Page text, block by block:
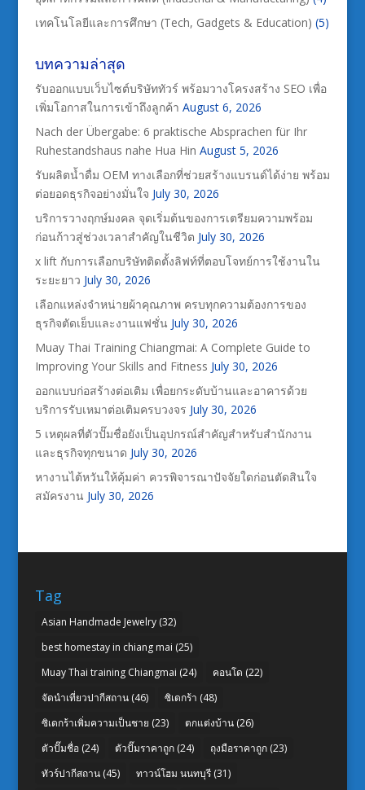
เทคโนโลยีและการศึกษา (Tech, Gadgets & Education) (5)
บทความล่าสุด
รับออกแบบเว็บไซต์บริษัททัวร์ พร้อมวางโครงสร้าง SEO เพื่อ
เพิ่มโอกาสในการเข้าถึงลูกค้า August 6, 2026
Nach der Übergabe: 6 praktische Absprachen für Ihr
Ruhestandshaus nahe Hua Hin August 5, 2026
รับผลิตน้ำดื่ม OEM ทางเลือกที่ช่วยสร้างแบรนด์ได้ง่าย พร้อม
ต่อยอดธุรกิจอย่างมั่นใจ July 30, 2026
บริการวางฤกษ์มงคล จุดเริ่มต้นของการเตรียมความพร้อม
ก่อนก้าวสู่ช่วงเวลาสำคัญในชีวิต July 30, 2026
x lift กับการเลือกบริษัทติดตั้งลิฟท์ที่ตอบโจทย์การใช้งานใน
ระยะยาว July 30, 2026
เลือกแหล่งจำหน่ายผ้าคุณภาพ ครบทุกความต้องการของ
ธุรกิจตัดเย็บและงานแฟชั่น July 30, 2026
Muay Thai Training Chiangmai: A Complete Guide to
Improving Your Skills and Fitness July 30, 2026
ออกแบบก่อสร้างต่อเติม เพื่อยกระดับบ้านและอาคารด้วย
บริการรับเหมาต่อเติมครบวงจร July 30, 2026
5 เหตุผลที่ตัวปั๊มชื่อยังเป็นอุปกรณ์สำคัญสำหรับสำนักงาน
และธุรกิจทุกขนาด July 30, 2026
หางานไต้หวันให้คุ้มค่า ควรพิจารณาปัจจัยใดก่อนตัดสินใจ
สมัครงาน July 30, 2026
Tag
Asian Handmade Jewelry(32)
best homestay in chiang mai (25)
Muay Thai training Chiangmai (24) คอนโด (22)
จัดนำเที่ยวปากีสถาน(46) ซิเดกร้า (48)
ซิเดกร้าเพิ่มความเป็นชาย (23) ตกแต่งบ้าน(26)
ตัวปั๊มชื่อ(24) ตัวปั๊มราคาถูก(24) ถุงมือราคาถูก(23)
ทัวร์ปากีสถาน(45) ทาวน์โฮม นนทบุรี(31)